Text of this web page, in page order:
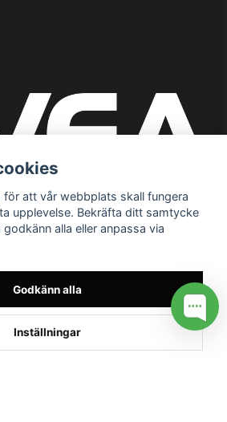
för att vår webbplats skall fungera
upplevelse. Bekräfta ditt samtycke
alla eller anpassa via
Godkänn alla
Inställningar